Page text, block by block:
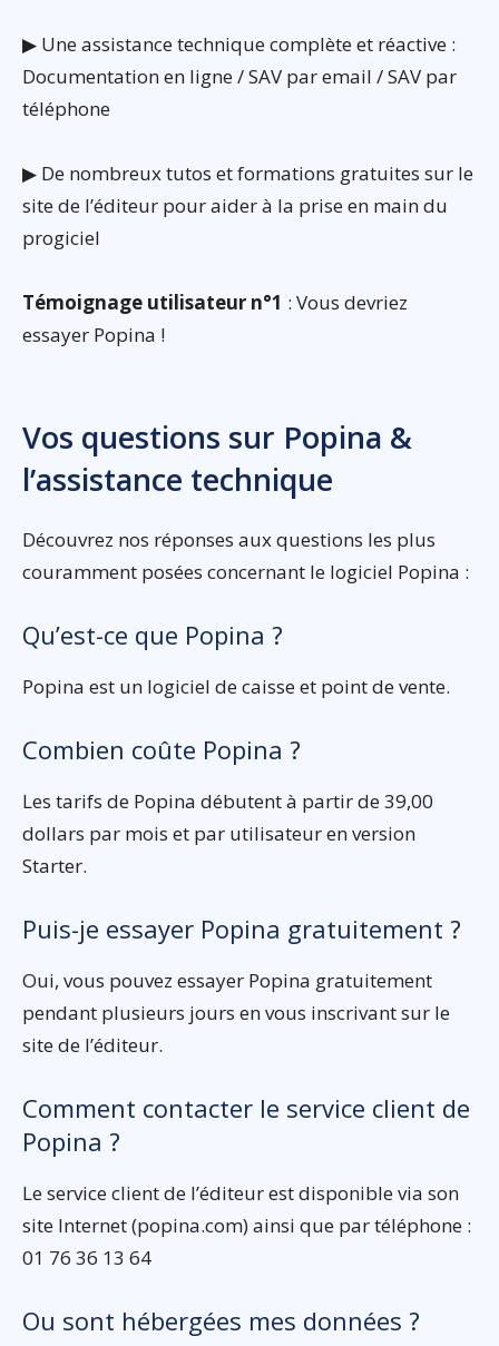
▶ Une assistance technique complète et réactive :
Documentation en ligne / SAV par email / SAV par
téléphone
▶ De nombreux tutos et formations gratuites sur le
site de l’éditeur pour aider à la prise en main du
progiciel
Témoignage utilisateur n°1 : Vous devriez
essayer Popina !
Vos questions sur Popina &
l’assistance technique
Découvrez nos réponses aux questions les plus
couramment posées concernant le logiciel Popina :
Qu’est-ce que Popina ?
Popina est un logiciel de caisse et point de vente.
Combien coûte Popina ?
Les tarifs de Popina débutent à partir de 39,00
dollars par mois et par utilisateur en version
Starter.
Puis-je essayer Popina gratuitement ?
Oui, vous pouvez essayer Popina gratuitement
pendant plusieurs jours en vous inscrivant sur le
site de l’éditeur.
Comment contacter le service client de
Popina ?
Le service client de l’éditeur est disponible via son
site Internet (popina.com) ainsi que par téléphone :
01 76 36 13 64
Ou sont hébergées mes données ?